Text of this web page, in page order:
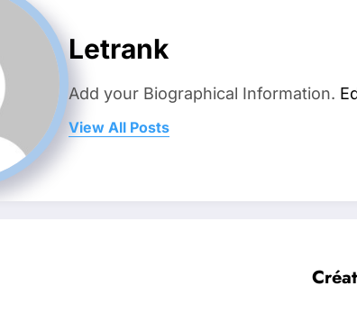
Letrank
Add your Biographical Information.
View All Posts